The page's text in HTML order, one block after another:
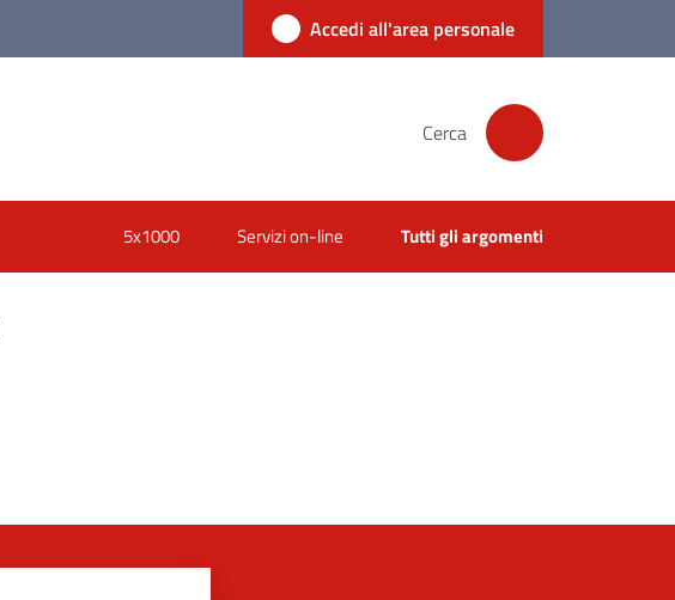
Accedi all'area personale
Cerca
5x1000 Servizi on-line Tutti gli argomenti